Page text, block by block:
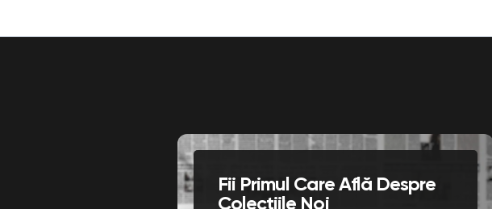
Fii Primul Care Află Despre
Colecțiile Noi